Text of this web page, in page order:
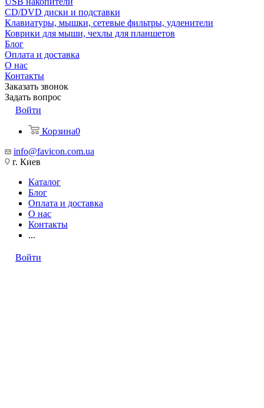
CD/DVD диски и подставки
Клавиатуры, мышки, сетевые фильтры, удленители
Коврики для мыши, чехлы для планшетов
Блог
Оплата и доставка
О нас
Контакты
Заказать звонок
Задать вопрос
Войти
Корзина0
info@favicon.com.ua
г. Киев
Каталог
Блог
Оплата и доставка
О нас
Контакты
...
Войти